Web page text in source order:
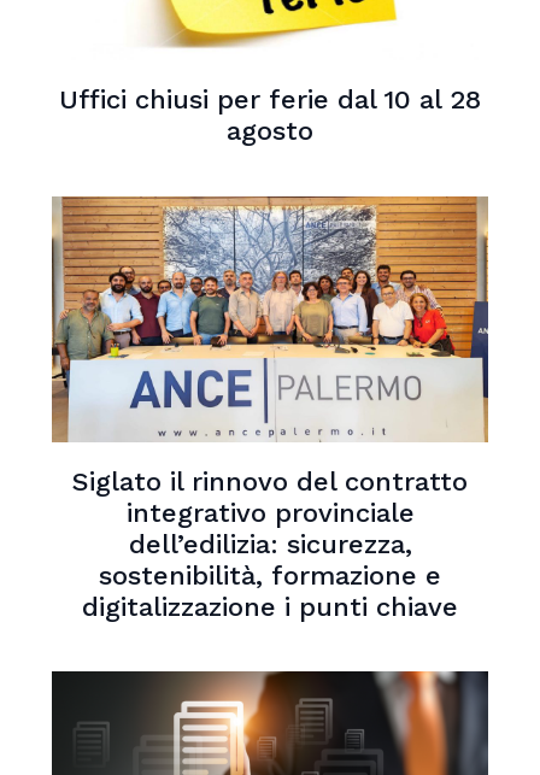
Uffici chiusi per ferie dal 10 al 28
agosto
Siglato il rinnovo del contratto
integrativo provinciale
dell’edilizia: sicurezza,
sostenibilità, formazione e
digitalizzazione i punti chiave